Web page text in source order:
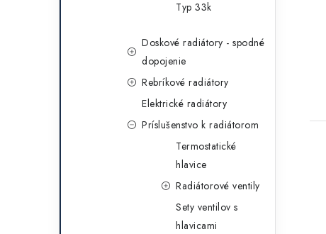
Typ 33k
Doskové radiátory - spodné
dopojenie
Rebríkové radiátory
Elektrické radiátory
Príslušenstvo k radiátorom
Termostatické
hlavice
Radiátorové ventily
Sety ventilov s
hlavicami